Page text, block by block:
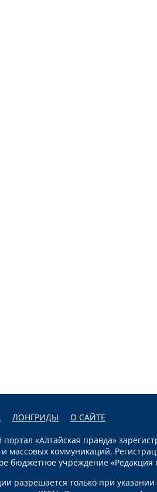
ЛОНГРИДЫ О САЙТЕ
«Алтайская правда»
массовых коммуникаций.
бюджетное учреждение «Редакция
разрешается только при